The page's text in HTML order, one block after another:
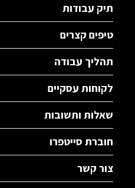
תיק עבודות
טיפים קצרים
תהליך עבודה
לקוחות עסקיים
שאלות ותשובות
חוברת סייטפרו
צור קשר